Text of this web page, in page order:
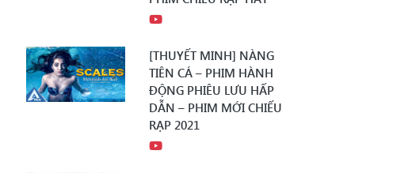
[THUYẾT MINH] NÀNG
TIÊN CÁ – PHIM HÀNH
ĐỘNG PHIÊU LƯU HẤP
DẪN – PHIM MỚI CHIẾU
RẠP 2021